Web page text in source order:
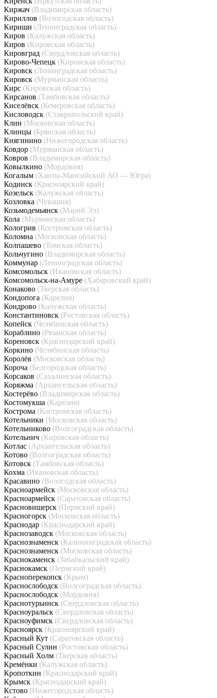
Киржач (Владимирская область)
Кириллов (Вологодская область)
Кириши (Ленинградская область)
Киров (Калужская область)
Киров (Кировская область)
Кировград (Свердловская область)
Кирово-Чепецк (Кировская область)
Кировск (Ленинградская область)
Кировск (Мурманская область)
Кирс (Кировская область)
Кирсанов (Тамбовская область)
Киселёвск (Кемеровская область)
Кисловодск (Ставропольский край)
Клин (Московская область)
Клинцы (Брянская область)
Княгинино (Нижегородская область)
Ковдор (Мурманская область)
Ковров (Владимирская область)
Ковылкино (Мордовия)
Когалым (Ханты-Мансийский АО — Югра)
Кодинск (Красноярский край)
Козельск (Калужская область)
Козловка (Чувашия)
Козьмодемьянск (Марий Эл)
Кола (Мурманская область)
Кологрив (Костромская область)
Коломна (Московская область)
Колпашево (Томская область)
Кольчугино (Владимирская область)
Коммунар (Ленинградская область)
Комсомольск (Ивановская область)
Комсомольск-на-Амуре (Хабаровский край)
Конаково (Тверская область)
Кондопога (Карелия)
Кондрово (Калужская область)
Константиновск (Ростовская область)
Копейск (Челябинская область)
Кораблино (Рязанская область)
Кореновск (Краснодарский край)
Коркино (Челябинская область)
Королёв (Московская область)
Короча (Белгородская область)
Корсаков (Сахалинская область)
Коряжма (Архангельская область)
Костерёво (Владимирская область)
Костомукша (Карелия)
Кострома (Костромская область)
Котельники (Московская область)
Котельниково (Волгоградская область)
Котельнич (Кировская область)
Котлас (Архангельская область)
Котово (Волгоградская область)
Котовск (Тамбовская область)
Кохма (Ивановская область)
Красавино (Вологодская область)
Красноармейск (Московская область)
Красноармейск (Саратовская область)
Красновишерск (Пермский край)
Красногорск (Московская область)
Краснодар (Краснодарский край)
Краснозаводск (Московская область)
Краснознаменск (Калининградская область)
Краснознаменск (Московская область)
Краснокаменск (Забайкальский край)
Краснокамск (Пермский край)
Красноперекопск (Крым)
Краснослободск (Волгоградская область)
Краснослободск (Мордовия)
Краснотурьинск (Свердловская область)
Красноуральск (Свердловская область)
Красноуфимск (Свердловская область)
Красноярск (Красноярский край)
Красный Кут (Саратовская область)
Красный Сулин (Ростовская область)
Красный Холм (Тверская область)
Кремёнки (Калужская область)
Кропоткин (Краснодарский край)
Крымск (Краснодарский край)
Кстово (Нижегородская область)